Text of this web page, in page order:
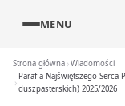
MENU
Strona główna Wiadomości
Parafia Najświętszego Serca
duszpasterskich) 2025/2026